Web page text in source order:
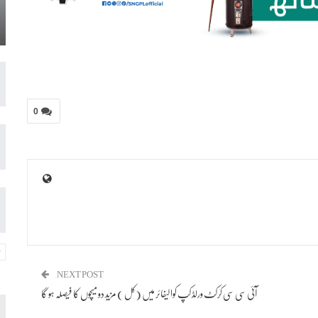
0
NEXT POST
آئی سی سی کرکٹ ورلڈ کپ کوالیفائر میں (کل ) مزید دو میچوں کا فیصلہ ہو گا